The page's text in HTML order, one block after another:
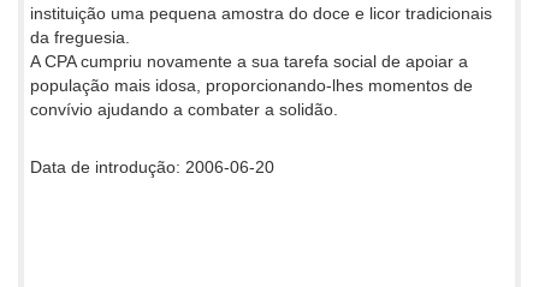
instituição uma pequena amostra do doce e licor tradicionais
da freguesia.
A CPA cumpriu novamente a sua tarefa social de apoiar a
população mais idosa, proporcionando-lhes momentos de
convívio ajudando a combater a solidão.
Data de introdução: 2006-06-20